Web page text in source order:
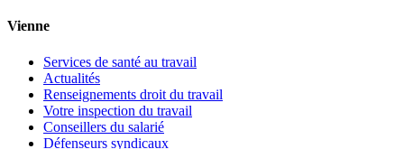
Vienne
Services de santé au travail
Actualités
Renseignements droit du travail
Votre inspection du travail
Conseillers du salarié
Défenseurs syndicaux